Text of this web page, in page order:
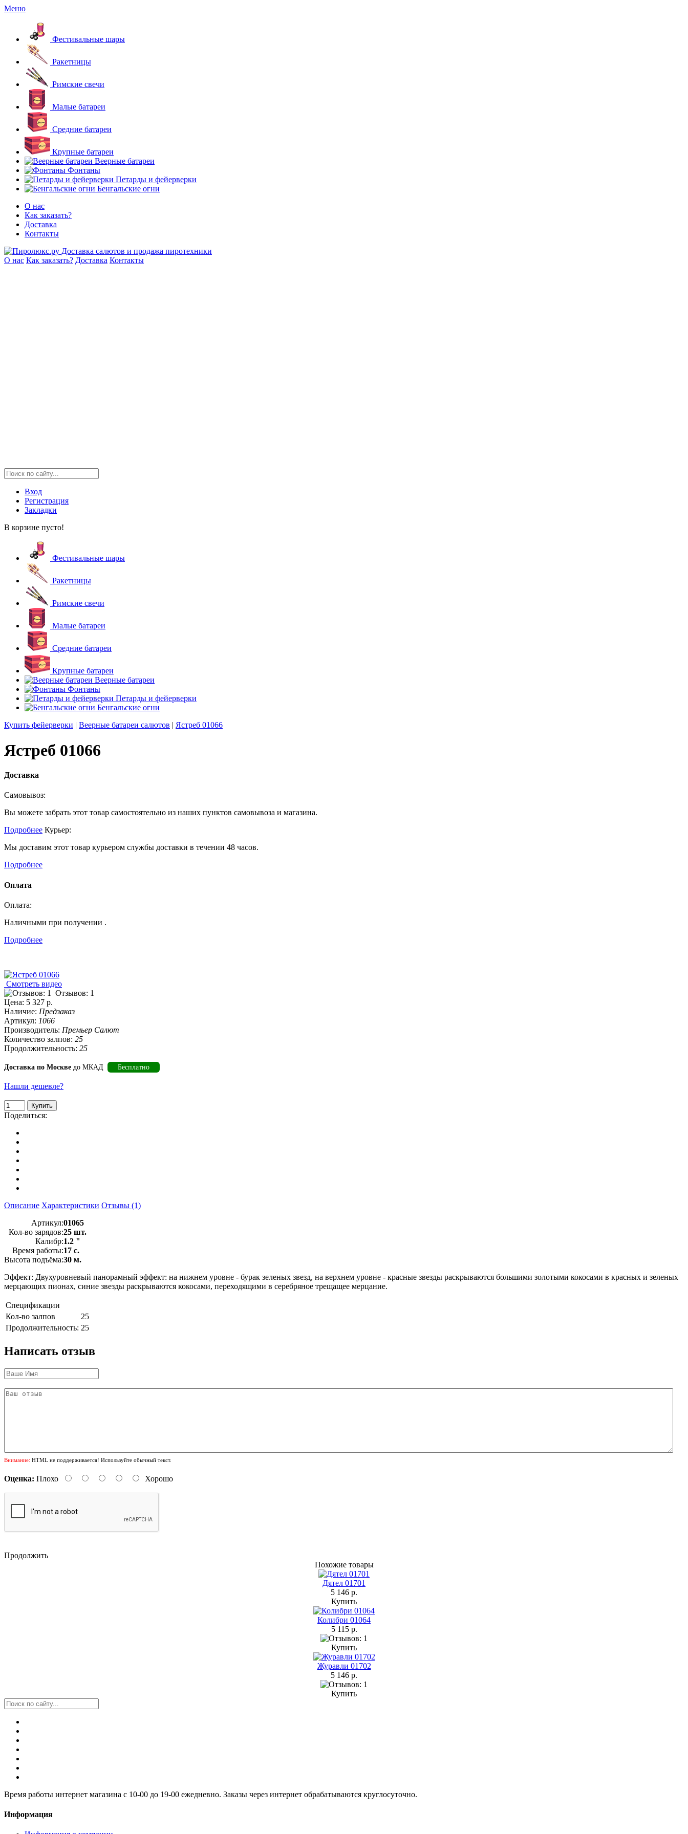
Меню
Фестивальные шары
Ракетницы
Римские свечи
Малые батареи
Средние батареи
Крупные батареи
Веерные батареи
Фонтаны
Петарды и фейерверки
Бенгальские огни
О нас
Как заказать?
Доставка
Контакты
О нас Как заказать? Доставка Контакты
Вход
Регистрация
Закладки
В корзине пусто!
Фестивальные шары
Ракетницы
Римские свечи
Малые батареи
Средние батареи
Крупные батареи
Веерные батареи
Фонтаны
Петарды и фейерверки
Бенгальские огни
Купить фейерверки | Веерные батареи салютов | Ястреб 01066
Ястреб 01066
Доставка
Самовывоз:
Вы можете забрать этот товар самостоятельно из наших пунктов самовывоза и магазина.
Подробнее Курьер:
Мы доставим этот товар курьером службы доставки в течении 48 часов.
Подробнее
Оплата
Оплата:
Наличными при получении .
Подробнее
Смотреть видео
Отзывов: 1
Цена: 5 327 р.
Наличие: Предзаказ
Артикул: 1066
Производитель: Премьер Салют
Количество залпов: 25
Продолжительность: 25
Доставка по Москве до МКАД Бесплатно
Нашли дешевле?
Поделиться:
Описание Характеристики Отзывы (1)
Артикул:01065
Кол-во зарядов:25 шт.
Калибр:1.2 "
Время работы:17 с.
Высота подъёма:30 м.
Эффект: Двухуровневый панорамный эффект: на нижнем уровне - бурак зеленых звезд, на верхнем уровне - красные звезды раскрываются большими золотыми кокосами в красных и зеленых
мерцающих пионах, синие звезды раскрываются кокосами, переходящими в серебряное трещащее мерцание.
Спецификации
Кол-во залпов
25
Продолжительность: 25
Написать отзыв
Внимание: HTML не поддерживается! Используйте обычный текст.
Оценка: Плохо Хорошо
Продолжить
Похожие товары
Дятел 01701
5 146 р.
Купить
Колибри 01064
5 115 р.
Купить
Журавли 01702
5 146 р.
Купить
Время работы интернет магазина с 10-00 до 19-00 ежедневно. Заказы через интернет обрабатываются круглосуточно.
Информация